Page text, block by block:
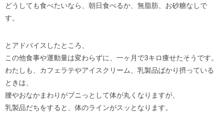
どうしても食べたいなら、朝日食べるか、無脂肪、お砂糖なしで
す。
とアドバイスしたところ、
この他食事や運動量は変わらずに、一ヶ月で3キロ痩せたそうです。
わたしも、カフェラテやアイスクリーム、乳製品ばかり摂っている
ときは、
腰やおなかまわりがプニっとして体が丸くなりますが、
乳製品だちをすると、体のラインがスッとなります。